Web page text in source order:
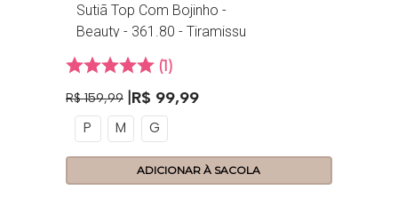
Sutiã Top Com Bojinho -
Beauty - 361.80 - Tiramissu
1
R$ 159,99 R$ 99,99
P M G
ADICIONAR À SACOLA